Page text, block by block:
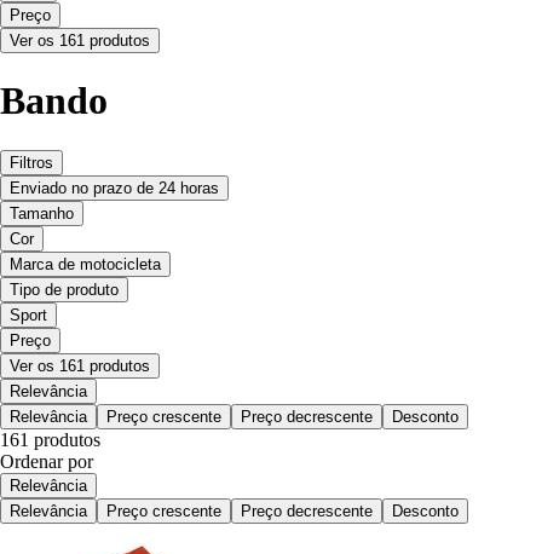
Preço
Ver os 161 produtos
Bando
Filtros
Enviado no prazo de 24 horas
Tamanho
Cor
Marca de motocicleta
Tipo de produto
Sport
Preço
Ver os 161 produtos
Relevância
Relevância
Preço crescente Preço decrescente Desconto
161 produtos
Ordenar por
Relevância
Relevância
Preço crescente Preço decrescente Desconto